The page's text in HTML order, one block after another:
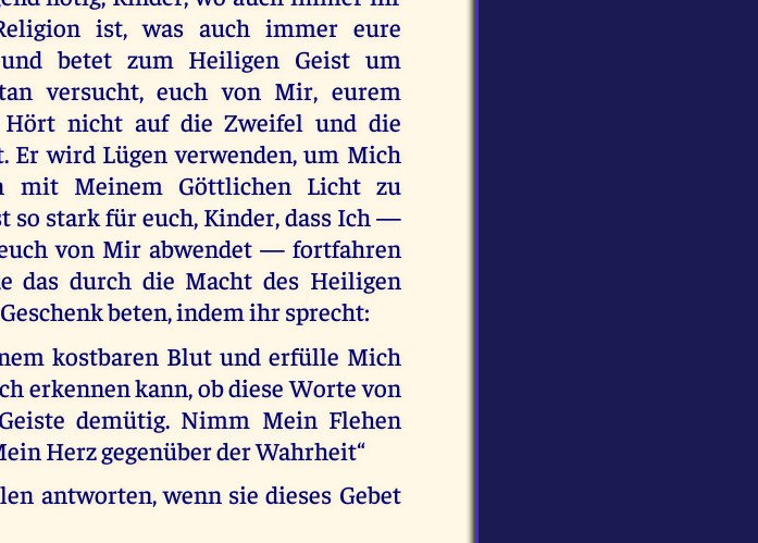
ist, was auch immer eure
betet zum Heiligen Geist um
versucht, euch von Mir, eurem
Hört nicht auf die Zweifel und die
Er wird Lügen verwenden, um Mich
mit Meinem Göttlichen Licht zu
so stark für euch, Kinder, dass Ich —
von Mir abwendet — fortfahren
das durch die Macht des Heiligen
beten, indem ihr sprecht:
kostbaren Blut und erfülle Mich
erkennen kann, ob diese Worte von
demütig. Nimm Mein Flehen
Herz gegenüber der Wahrheit“
antworten, wenn sie dieses Gebet